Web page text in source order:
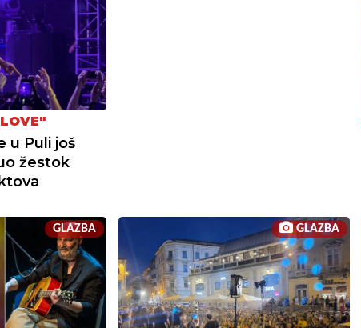
u Puli još
žestok
GLAZBA GLAZBA